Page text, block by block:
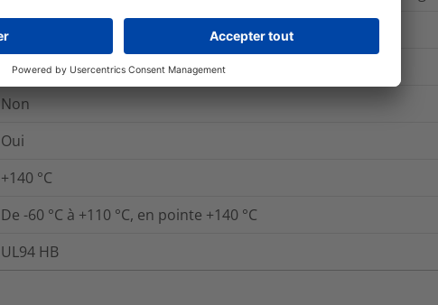
ECE R 118-03 Abschnitt 6
+284 °F (+140 °C)
Non
Oui
+140 °C
De -60 °C à +110 °C, en pointe +140 °C
UL94 HB